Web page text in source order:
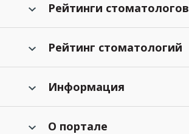
Рейтинги стоматологов
Рейтинг стоматологий
Информация
О портале